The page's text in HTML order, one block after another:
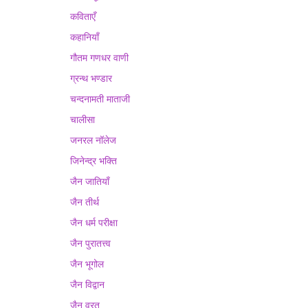
कविताएँ
कहानियाँ
गौतम गणधर वाणी
ग्रन्थ भण्डार
चन्दनामती माताजी
चालीसा
जनरल नॉलेज
जिनेन्द्र भक्ति
जैन जातियाँ
जैन तीर्थ
जैन धर्म परीक्षा
जैन पुरातत्त्व
जैन भूगोल
जैन विद्वान
जैन व्रत